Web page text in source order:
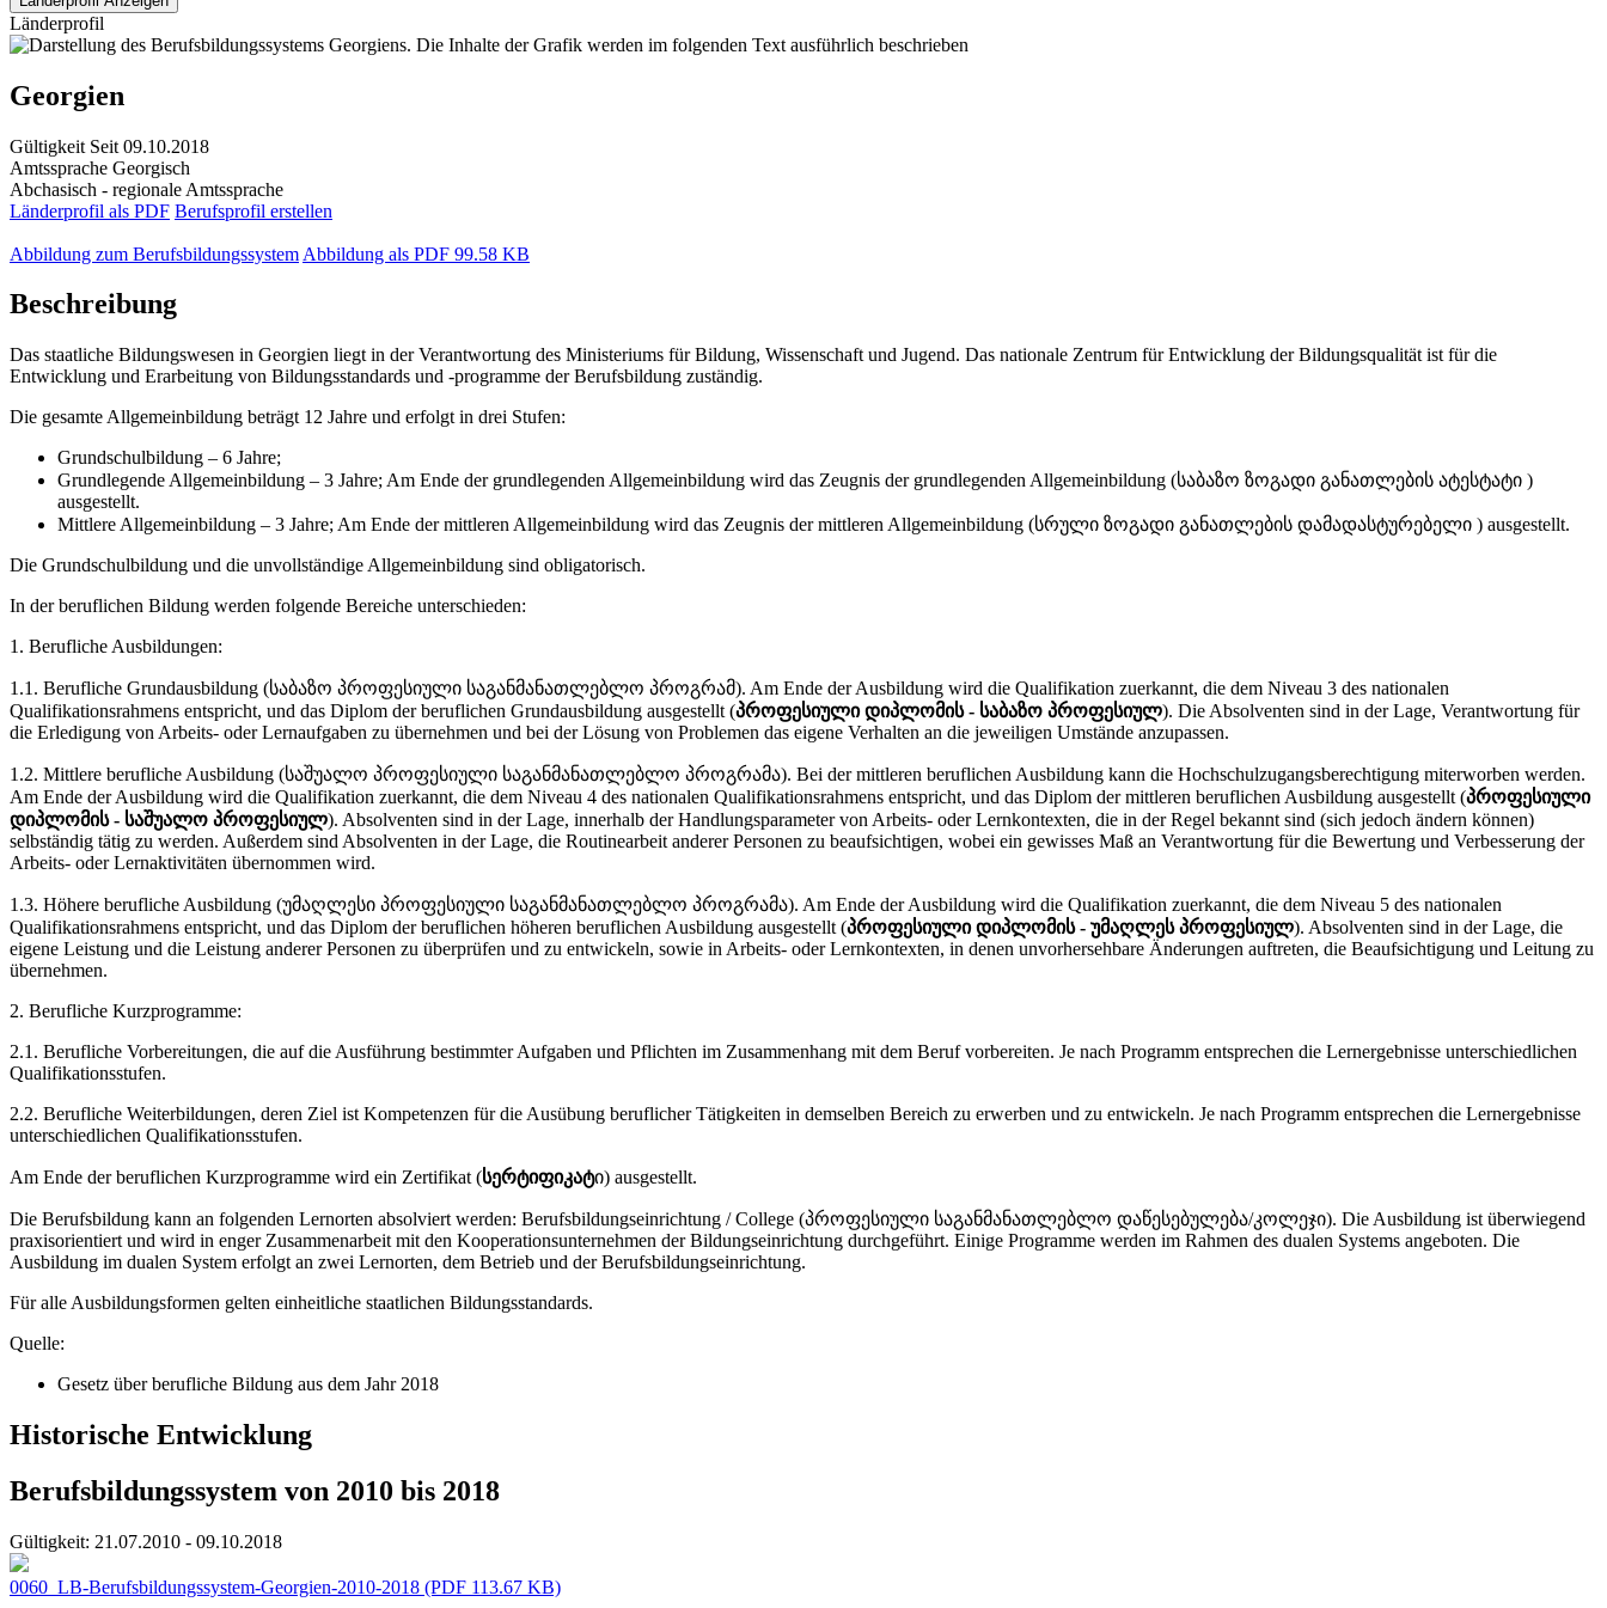
Länderprofil
Georgien
Gültigkeit Seit 09.10.2018
Amtssprache Georgisch
Abchasisch - regionale Amtssprache
Länderprofil als PDF Berufsprofil erstellen
Abbildung zum Berufsbildungssystem Abbildung als PDF 99.58 KB
Beschreibung
Das staatliche Bildungswesen in Georgien liegt in der Verantwortung des Ministeriums für Bildung, Wissenschaft und Jugend. Das nationale Zentrum für Entwicklung der Bildungsqualität ist für die
Entwicklung und Erarbeitung von Bildungsstandards und -programme der Berufsbildung zuständig.
Die gesamte Allgemeinbildung beträgt 12 Jahre und erfolgt in drei Stufen:
Grundschulbildung – 6 Jahre;
Grundlegende Allgemeinbildung – 3 Jahre; Am Ende der grundlegenden Allgemeinbildung wird das Zeugnis der grundlegenden Allgemeinbildung (საბაზო ზოგადი განათლების ატესტატი )
ausgestellt.
Mittlere Allgemeinbildung – 3 Jahre; Am Ende der mittleren Allgemeinbildung wird das Zeugnis der mittleren Allgemeinbildung (სრული ზოგადი განათლების დამადასტურებელი ) ausgestellt.
Die Grundschulbildung und die unvollständige Allgemeinbildung sind obligatorisch.
In der beruflichen Bildung werden folgende Bereiche unterschieden:
1. Berufliche Ausbildungen:
1.1. Berufliche Grundausbildung (საბაზო პროფესიული საგანმანათლებლო პროგრამ). Am Ende der Ausbildung wird die Qualifikation zuerkannt, die dem Niveau 3 des nationalen
Qualifikationsrahmens entspricht, und das Diplom der beruflichen Grundausbildung ausgestellt (პროფესიული დიპლომის - საბაზო პროფესიულ). Die Absolventen sind in der Lage, Verantwortung für
die Erledigung von Arbeits- oder Lernaufgaben zu übernehmen und bei der Lösung von Problemen das eigene Verhalten an die jeweiligen Umstände anzupassen.
1.2. Mittlere berufliche Ausbildung (საშუალო პროფესიული საგანმანათლებლო პროგრამა). Bei der mittleren beruflichen Ausbildung kann die Hochschulzugangsberechtigung miterworben werden.
Am Ende der Ausbildung wird die Qualifikation zuerkannt, die dem Niveau 4 des nationalen Qualifikationsrahmens entspricht, und das Diplom der mittleren beruflichen Ausbildung ausgestellt (პროფესიული
დიპლომის - საშუალო პროფესიულ). Absolventen sind in der Lage, innerhalb der Handlungsparameter von Arbeits- oder Lernkontexten, die in der Regel bekannt sind (sich jedoch ändern können)
selbständig tätig zu werden. Außerdem sind Absolventen in der Lage, die Routinearbeit anderer Personen zu beaufsichtigen, wobei ein gewisses Maß an Verantwortung für die Bewertung und Verbesserung der
Arbeits- oder Lernaktivitäten übernommen wird.
1.3. Höhere berufliche Ausbildung (უმაღლესი პროფესიული საგანმანათლებლო პროგრამა). Am Ende der Ausbildung wird die Qualifikation zuerkannt, die dem Niveau 5 des nationalen
Qualifikationsrahmens entspricht, und das Diplom der beruflichen höheren beruflichen Ausbildung ausgestellt (პროფესიული დიპლომის - უმაღლეს პროფესიულ). Absolventen sind in der Lage, die
eigene Leistung und die Leistung anderer Personen zu überprüfen und zu entwickeln, sowie in Arbeits- oder Lernkontexten, in denen unvorhersehbare Änderungen auftreten, die Beaufsichtigung und Leitung zu
übernehmen.
2. Berufliche Kurzprogramme:
2.1. Berufliche Vorbereitungen, die auf die Ausführung bestimmter Aufgaben und Pflichten im Zusammenhang mit dem Beruf vorbereiten. Je nach Programm entsprechen die Lernergebnisse unterschiedlichen
Qualifikationsstufen.
2.2. Berufliche Weiterbildungen, deren Ziel ist Kompetenzen für die Ausübung beruflicher Tätigkeiten in demselben Bereich zu erwerben und zu entwickeln. Je nach Programm entsprechen die Lernergebnisse
unterschiedlichen Qualifikationsstufen.
Am Ende der beruflichen Kurzprogramme wird ein Zertifikat (სერტიფიკატი) ausgestellt.
Die Berufsbildung kann an folgenden Lernorten absolviert werden: Berufsbildungseinrichtung / College (პროფესიული საგანმანათლებლო დაწესებულება/კოლეჯი). Die Ausbildung ist überwiegend
praxisorientiert und wird in enger Zusammenarbeit mit den Kooperationsunternehmen der Bildungseinrichtung durchgeführt. Einige Programme werden im Rahmen des dualen Systems angeboten. Die
Ausbildung im dualen System erfolgt an zwei Lernorten, dem Betrieb und der Berufsbildungseinrichtung.
Für alle Ausbildungsformen gelten einheitliche staatlichen Bildungsstandards.
Quelle:
Gesetz über berufliche Bildung aus dem Jahr 2018
Historische Entwicklung
Berufsbildungssystem von 2010 bis 2018
Gültigkeit: 21.07.2010 - 09.10.2018
0060_LB-Berufsbildungssystem-Georgien-2010-2018 (PDF 113.67 KB)